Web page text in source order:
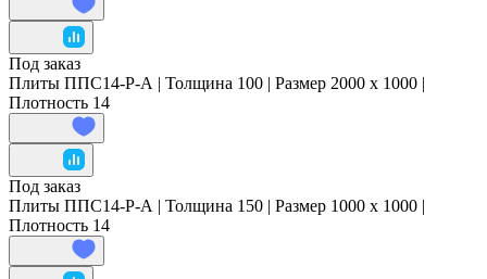
Под заказ
Плиты ППС14-Р-А | Толщина 100 | Размер 2000 x 1000 |
Плотность 14
Под заказ
Плиты ППС14-Р-А | Толщина 150 | Размер 1000 x 1000 |
Плотность 14